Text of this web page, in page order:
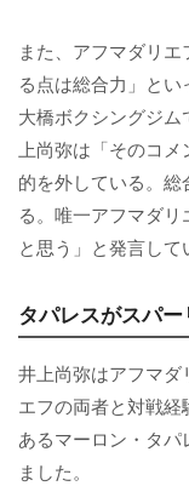
また、アフマダリ
る点は総合力」と
大橋ボクシングジ
上尚弥は「そのコメ
的を外している。
る。唯一アフマダ
と思う」と発言して
タパレスがスパ
井上尚弥はアフマダ
エフの両者と対戦
あるマーロン・タ
ました。